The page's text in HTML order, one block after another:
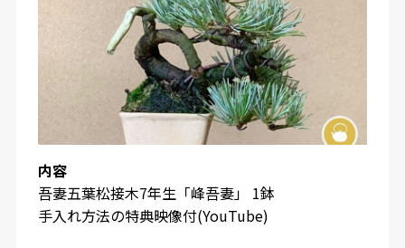
内容
吾妻五葉松接木7年生「峰吾妻」 1鉢
手入れ方法の特典映像付(YouTube)